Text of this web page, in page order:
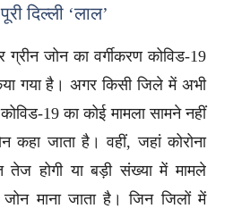
दिल्ली ‘लाल’
जोन का वर्गीकरण कोविड-19
गया है। अगर किसी जिले में अभी
19 का कोई मामला सामने नहीं
कहा जाता है। वहीं, जहां कोरोना
होगी या बड़ी संख्या में मामले
माना जाता है। जिन जिलों में